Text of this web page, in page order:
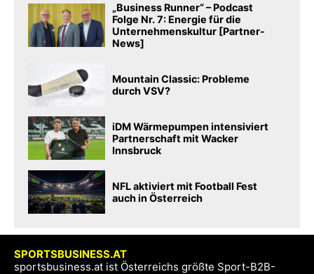
„Business Runner“ – Podcast
Folge Nr. 7: Energie für die
Unternehmenskultur [Partner-
News]
Mountain Classic: Probleme
durch VSV?
iDM Wärmepumpen intensiviert
Partnerschaft mit Wacker
Innsbruck
NFL aktiviert mit Football Fest
auch in Österreich
SPORTSBUSINESS.AT
sportsbusiness.at ist Österreichs größte Sport-B2B-